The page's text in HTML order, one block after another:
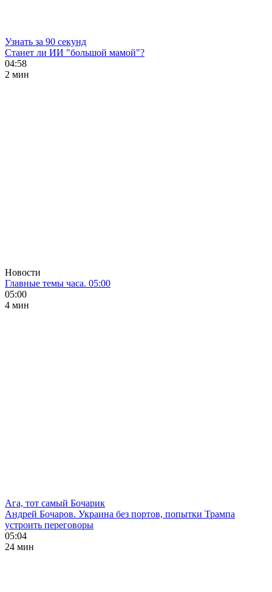
Узнать за 90 секунд
Станет ли ИИ "большой мамой"?
04:58
2 мин
Новости
Главные темы часа. 05:00
05:00
4 мин
Ага, тот самый Бочарик
Андрей Бочаров. Украина без портов, попытки Трампа
устроить переговоры
05:04
24 мин